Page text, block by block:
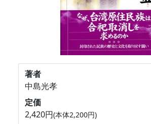
著者
中島光孝
定価
2,420円(本体2,200円)